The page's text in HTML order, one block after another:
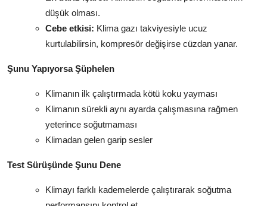
düşük olması.
Cebe etkisi: Klima gazı takviyesiyle ucuz
kurtulabilirsin, kompresör değişirse cüzdan yanar.
Şunu Yapıyorsa Şüphelen
Klimanın ilk çalıştırmada kötü koku yayması
Klimanın sürekli aynı ayarda çalışmasına rağmen
yeterince soğutmaması
Klimadan gelen garip sesler
Test Sürüşünde Şunu Dene
Klimayı farklı kademelerde çalıştırarak soğutma